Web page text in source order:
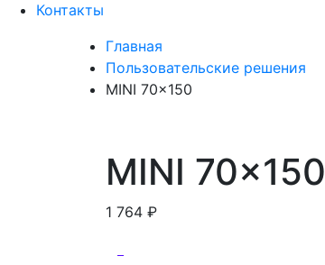
Контакты
Главная
Пользовательские решения
MINI 70×150
MINI 70×150
1 764 ₽